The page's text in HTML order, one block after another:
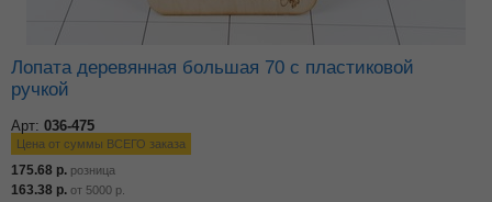
Лопата деревянная большая 70 с пластиковой
ручкой
Арт: 036-475
Цена от суммы ВСЕГО заказа
175.68 р. розница
163.38 р. от 5000 р.